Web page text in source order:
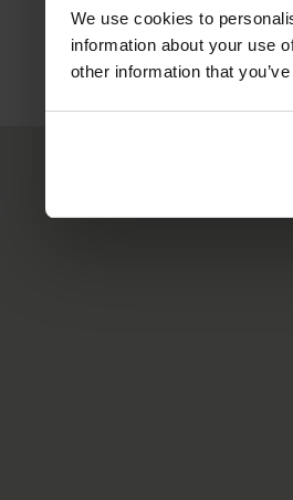
We use cookies to
information about your use
other information that